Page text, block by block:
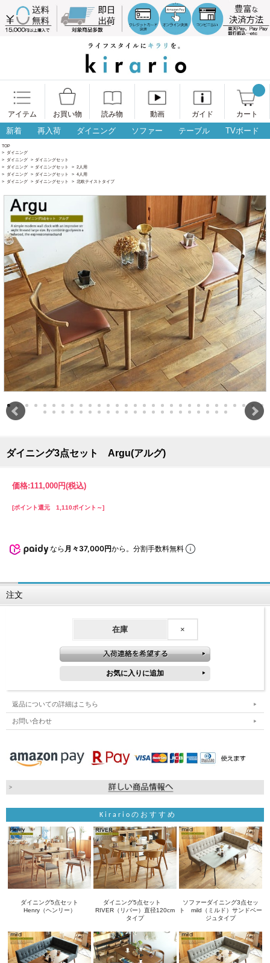
アイテム お買い物 読み物 動画 ガイド カート
新着 再入荷 ダイニング ソファー テーブル TVボード
TOP
> ダイニング
> ダイニング > ダイニングセット
> ダイニング > ダイニングセット > 2人用
> ダイニング > ダイニングセット > 4人用
> ダイニング > ダイニングセット > 北欧テイストタイプ
ダイニング3点セット Argu(アルグ)
価格:111,000円(税込)
[ポイント還元 1,110ポイント～]
なら 月々37,000円から。分割手数料無料
注文
在庫 ×
返品についての詳細はこちら
お問い合わせ
Kirarioのおすすめ
ダイニング5点セット
Henry（ヘンリー）
ダイニング5点セット
RIVER（リバー）直径120cm
タイプ
ソファーダイニング3点セッ
ト mild（ミルド）サンドベー
ジュタイプ